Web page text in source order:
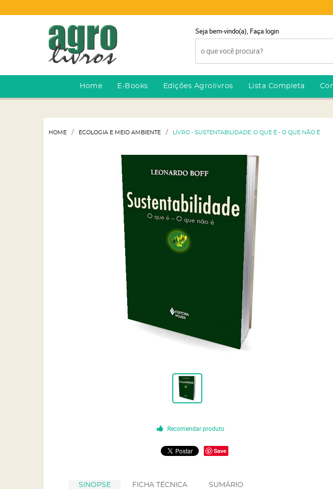
Seja bem-vindo(a), Faça login
Home E-Books Edições Agrolivros Lista Completa
HOME ECOLOGIA E MEIO AMBIENTE LIVRO - SUSTENTABILIDADE: O QUE É - O QUE NÃO É
Recomendar produto
Save
SINOPSE FICHA TÉCNICA SUMÁRIO